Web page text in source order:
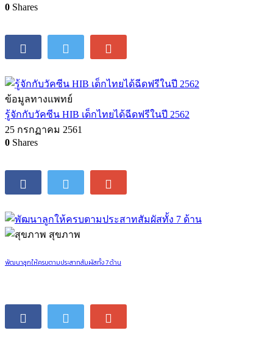
0 Shares
ข้อมูลทางแพทย์
รู้จักกับวัคซีน HIB เด็กไทยได้ฉีดฟรีในปี 2562
25 กรกฏาคม 2561
0 Shares
สุขภาพ
พัฒนาลูกให้ครบตามประสาทสัมผัสทั้ง 7 ด้าน